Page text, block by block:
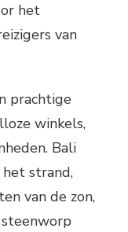
het
van
prachtige
winkels,
Bali
strand,
van de zon,